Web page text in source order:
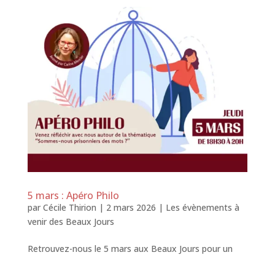
5 mars : Apéro Philo
par Cécile Thirion | 2 mars 2026 | Les évènements à
venir des Beaux Jours
Retrouvez-nous le 5 mars aux Beaux Jours pour un